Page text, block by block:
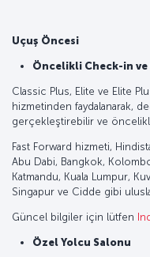
Uçuş Öncesi
Öncelikli Check-in
Classic Plus, Elite ve Elite
hizmetinden faydalanarak,
gerçekleştirebilir ve
Fast Forward hizmeti,
Abu Dabi, Bangkok,
Katmandu, Kuala Lumpur,
Singapur ve Cidde gibi
Güncel bilgiler için lütfen
Özel Yolcu Salonu